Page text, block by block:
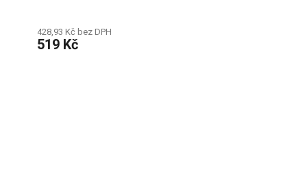
428,93 Kč bez DPH
519 Kč